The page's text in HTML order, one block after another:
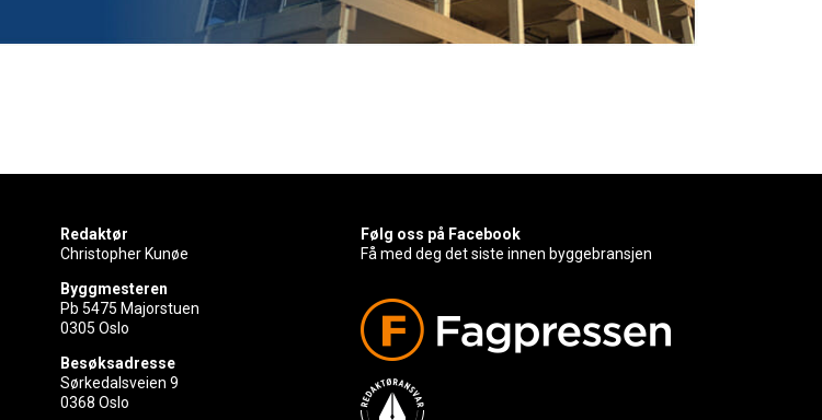
Redaktør
Christopher Kunøe
Byggmesteren
Pb 5475 Majorstuen
0305 Oslo
Besøksadresse
Sørkedalsveien 9
0368 Oslo
Følg oss på Facebook
Få med deg det siste innen byggebransjen